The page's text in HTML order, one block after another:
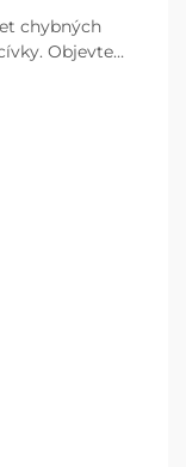
chybných
Objevte
způsob
Získejte